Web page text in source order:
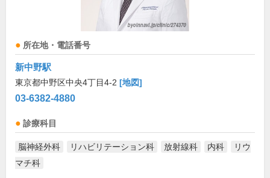
所在地・電話番号
新中野駅
東京都中野区中央4丁目4-2 [地図]
03-6382-4880
診療科目
脳神経外科 リハビリテーション科 放射線科 内科
リウ
マチ科